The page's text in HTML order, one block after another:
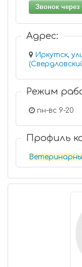
Звонок через
Адрес:
Иркутск,
Режим
пн-вс 9-20
Профиль